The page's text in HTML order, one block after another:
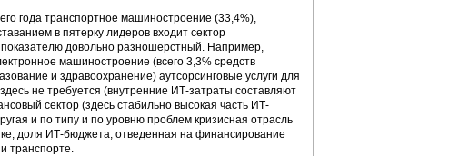
года транспортное машиностроение (33,4%),
в пятерку лидеров входит сектор
показателю довольно разношерстный. Например,
машиностроение (всего 3,3% средств
и здравоохранение) аутсорсинговые услуги для
не требуется (внутренние ИТ-затраты составляют
сектор (здесь стабильно высокая часть ИТ-
и по типу и по уровню проблем кризисная отрасль
доля ИТ-бюджета, отведенная на финансирование
транспорте.